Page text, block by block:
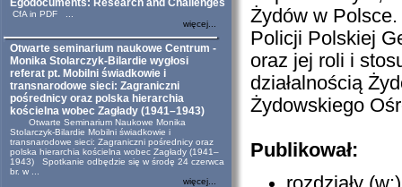
Egodocuments: Research and Challenges
CfA in PDF ...
więcej...
Otwarte seminarium naukowe Centrum -
Monika Stolarczyk-Bilardie wygłosi
referat pt. Mobilni świadkowie i
transnarodowe sieci: Zagraniczni
pośrednicy oraz polska hierarchia
kościelna wobec Zagłady (1941–1943)
Otwarte Seminarium Naukowe Monika
Stolarczyk-Bilardie Mobilni świadkowie i
transnarodowe sieci: Zagraniczni pośrednicy oraz
polska hierarchia kościelna wobec Zagłady (1941–
1943) Spotkanie odbędzie się w środę 24 czerwca
br. w ...
więcej...
Żydów w
Policji Polskiej
oraz jej roli i
działalnością
Żydowskiego
Publikował: